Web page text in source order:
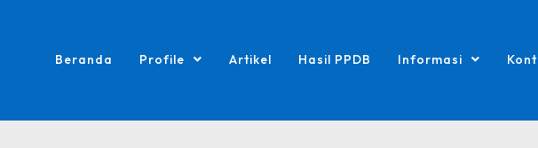
Beranda Profile Artikel Hasil PPDB Informasi